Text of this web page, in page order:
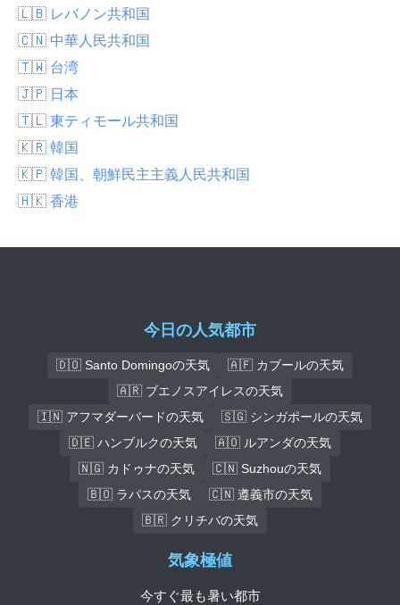
🇱🇧 レバノン共和国
🇨🇳 中華人民共和国
🇹🇼 台湾
🇯🇵 日本
🇹🇱 東ティモール共和国
🇰🇷 韓国
🇰🇵 韓国、朝鮮民主主義人民共和国
🇭🇰 香港
今日の人気都市
🇩🇴 Santo Domingoの天気
🇦🇫 カブールの天気
🇦🇷 ブエノスアイレスの天気
🇮🇳 アフマダーバードの天気
🇸🇬 シンガポールの天気
🇩🇪 ハンブルクの天気
🇦🇴 ルアンダの天気
🇳🇬 カドゥナの天気
🇨🇳 Suzhouの天気
🇧🇴 ラパスの天気
🇨🇳 遵義市の天気
🇧🇷 クリチバの天気
気象極値
今すぐ最も暑い都市